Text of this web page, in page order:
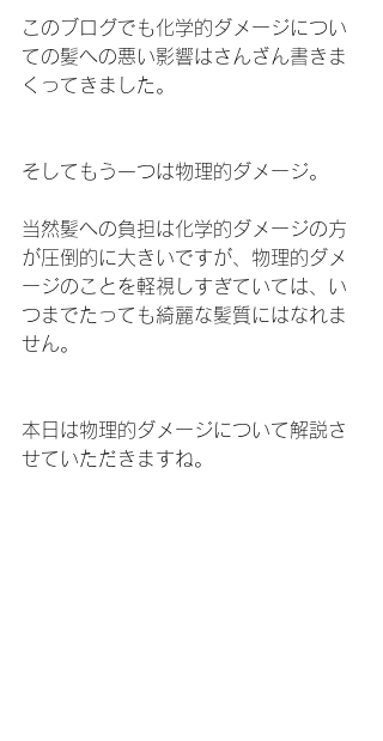
このブログでも化学的ダメージについ
ての髪への悪い影響はさんざん書きま
くってきました。
そしてもう一つは物理的ダメージ。
当然髪への負担は化学的ダメージの方
が圧倒的に大きいですが、物理的ダメ
ージのことを軽視しすぎていては、い
つまでたっても綺麗な髪質にはなれま
せん。
本日は物理的ダメージについて解説さ
せていただきますね。